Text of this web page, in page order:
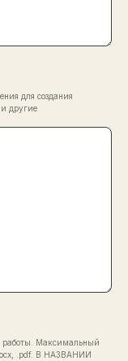
для создания
другие
работы. Максимальный
.pdf. В НАЗВАНИИ